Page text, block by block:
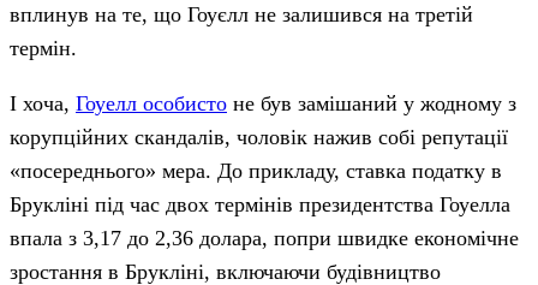
вплинув на те, що Гоуєлл не залишився на третій
термін.
І хоча, Гоуелл особисто не був замішаний у жодному з
корупційних скандалів, чоловік нажив собі репутації
«посереднього» мера. До прикладу, ставка податку в
Брукліні під час двох термінів президентства Гоуелла
впала з 3,17 до 2,36 долара, попри швидке економічне
зростання в Брукліні, включаючи будівництво